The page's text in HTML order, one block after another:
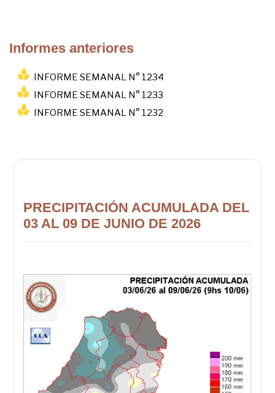
Informes anteriores
INFORME SEMANAL N° 1234
INFORME SEMANAL N° 1233
INFORME SEMANAL N° 1232
PRECIPITACIÓN ACUMULADA DEL
03 AL 09 DE JUNIO DE 2026